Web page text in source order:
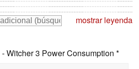
mostrar leyenda
- Witcher 3 Power Consumption *